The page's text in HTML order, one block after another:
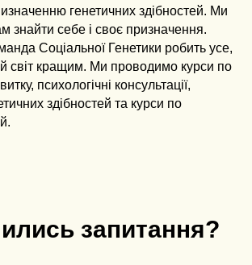
генетичних здібностей. Ми
знайти себе і своє призначення.
Соціальної Генетики робить усе,
світ кращим. Ми проводимо курси по
психологічні консультації,
здібностей та курси по
запитання?